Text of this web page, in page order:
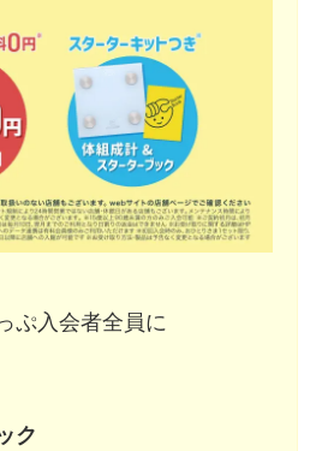
ぷ入会者全員に
ク